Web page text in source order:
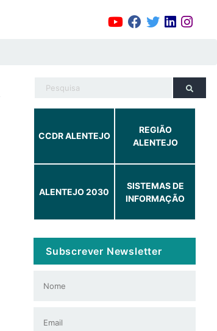
CCDR ALENTEJO
REGIÃO
ALENTEJO
ALENTEJO 2030
SISTEMAS DE
INFORMAÇÃO
Subscrever Newsletter